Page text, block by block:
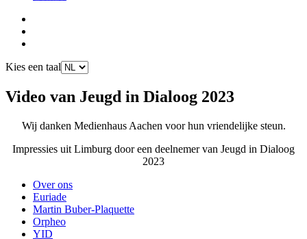
Kies een taal
Video van Jeugd in Dialoog 2023
Wij danken Medienhaus Aachen voor hun vriendelijke steun.
Impressies uit Limburg door een deelnemer van Jeugd in Dialoog
2023
Over ons
Euriade
Martin Buber-Plaquette
Orpheo
YID